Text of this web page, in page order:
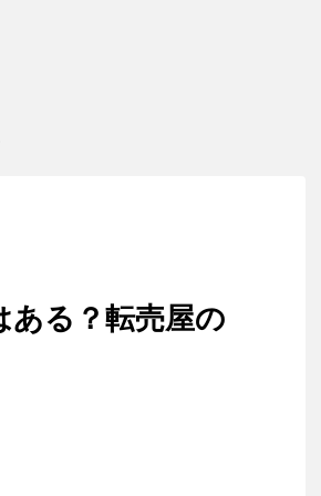
ある？転売屋の